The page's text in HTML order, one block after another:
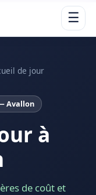
☰
de jour
Avallon
à
de coût et